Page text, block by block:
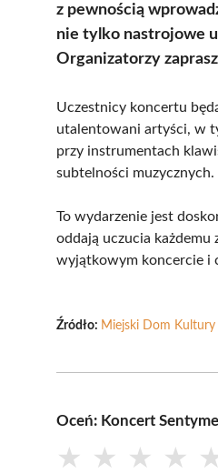
z pewnością
nie tylko nastrojowe
Organizatorzy
Uczestnicy koncertu
utalentowani artyści, w
przy instrumentach
subtelności muzycznych.
To wydarzenie jest
oddają uczucia każdemu
wyjątkowym koncercie i
Źródło: Miejski Dom Kultury
Oceń: Koncert
★ ★ ★ ★